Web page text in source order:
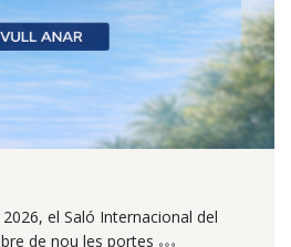
el Saló Internacional del
de nou les portes